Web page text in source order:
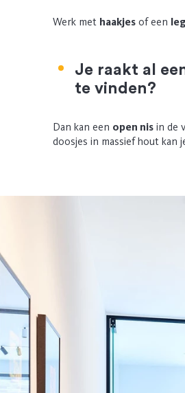
Werk met haakjes of een
Je raakt al
te vinden?
Dan kan een open nis in de
doosjes in massief hout kan